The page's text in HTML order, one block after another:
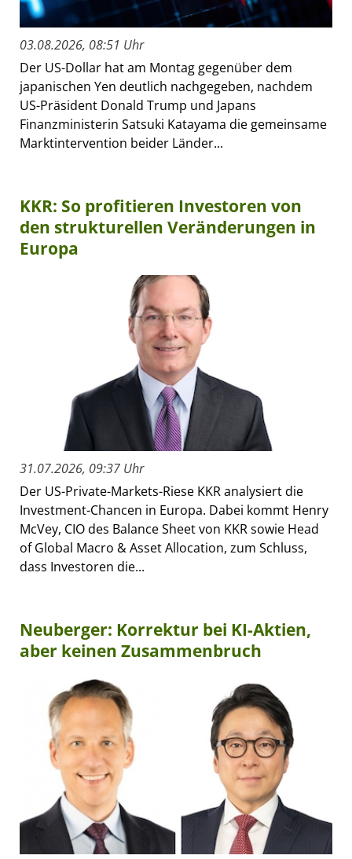
03.08.2026, 08:51 Uhr
Der US-Dollar hat am Montag gegenüber dem
japanischen Yen deutlich nachgegeben, nachdem
US-Präsident Donald Trump und Japans
Finanzministerin Satsuki Katayama die gemeinsame
Marktintervention beider Länder...
KKR: So profitieren Investoren von
den strukturellen Veränderungen in
Europa
31.07.2026, 09:37 Uhr
Der US-Private-Markets-Riese KKR analysiert die
Investment-Chancen in Europa. Dabei kommt Henry
McVey, CIO des Balance Sheet von KKR sowie Head
of Global Macro & Asset Allocation, zum Schluss,
dass Investoren die...
Neuberger: Korrektur bei KI-Aktien,
aber keinen Zusammenbruch